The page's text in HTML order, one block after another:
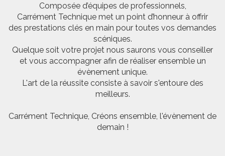
Composée d’équipes de professionnels,
Carrément Technique met un point d’honneur à offrir
des prestations clés en main pour toutes vos demandes
scéniques.
Quelque soit votre projet nous saurons vous conseiller
et vous accompagner afin de réaliser ensemble un
évènement unique.
L'art de la réussite consiste à savoir s'entoure des
meilleurs.
Carrément Technique, Créons ensemble, l'évènement de
demain !